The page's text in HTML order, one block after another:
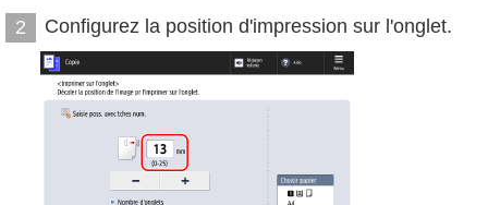
2 Configurez la position d'impression sur l'onglet.